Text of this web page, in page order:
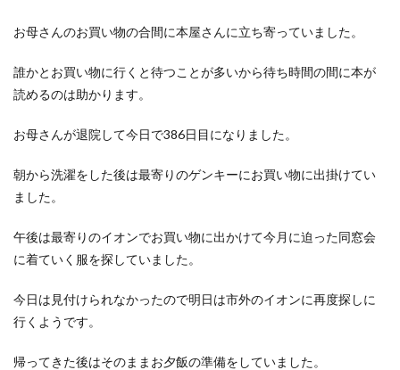
お母さんのお買い物の合間に本屋さんに立ち寄っていました。
誰かとお買い物に行くと待つことが多いから待ち時間の間に本が
読めるのは助かります。
お母さんが退院して今日で386日目になりました。
朝から洗濯をした後は最寄りのゲンキーにお買い物に出掛けてい
ました。
午後は最寄りのイオンでお買い物に出かけて今月に迫った同窓会
に着ていく服を探していました。
今日は見付けられなかったので明日は市外のイオンに再度探しに
行くようです。
帰ってきた後はそのままお夕飯の準備をしていました。